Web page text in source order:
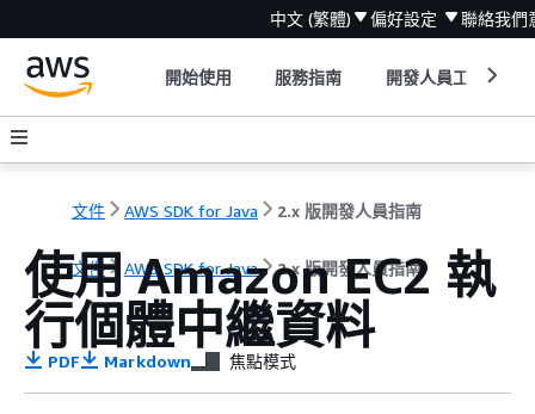
中文 (繁體) 偏好設定 聯絡我們
開始使用 服務指南 開發人員工具
文件 AWS SDK for Java 2.x 版開發人員指南
文件 AWS SDK for Java 2.x 版開發人員指南
使用 Amazon EC2 執
行個體中繼資料
PDF Markdown 焦點模式